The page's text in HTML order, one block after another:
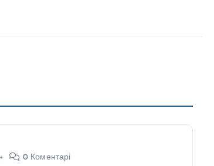
0 Коментарі